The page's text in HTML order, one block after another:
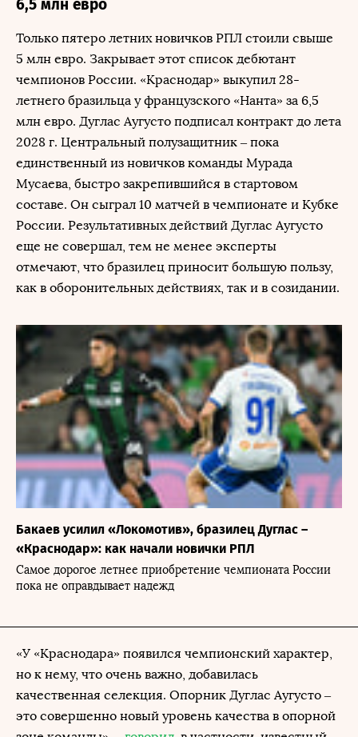
6,5 млн евро
Только пятеро летних новичков РПЛ стоили свыше
5 млн евро. Закрывает этот список дебютант
чемпионов России. «Краснодар» выкупил 28-
летнего бразильца у французского «Нанта» за 6,5
млн евро. Дуглас Аугусто подписал контракт до лета
2028 г. Центральный полузащитник – пока
единственный из новичков команды Мурада
Мусаева, быстро закрепившийся в стартовом
составе. Он сыграл 10 матчей в чемпионате и Кубке
России. Результативных действий Дуглас Аугусто
еще не совершал, тем не менее эксперты
отмечают, что бразилец приносит большую пользу,
как в оборонительных действиях, так и в созидании.
Бакаев усилил «Локомотив», бразилец Дуглас –
«Краснодар»: как начали новички РПЛ
Самое дорогое летнее приобретение чемпионата России
пока не оправдывает надежд
«У «Краснодара» появился чемпионский характер,
но к нему, что очень важно, добавилась
качественная селекция. Опорник Дуглас Аугусто –
это совершенно новый уровень качества в опорной